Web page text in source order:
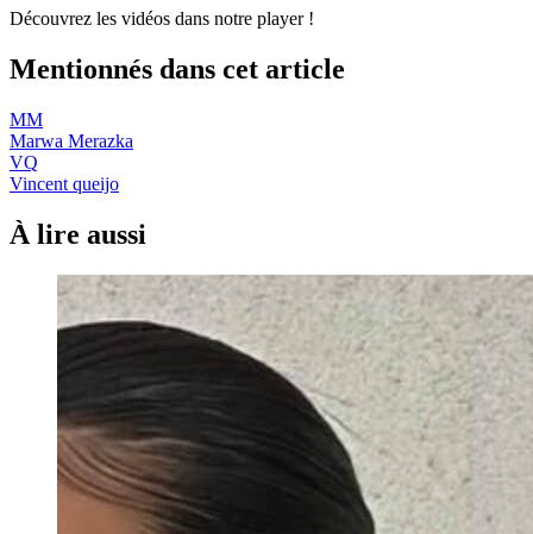
Découvrez les vidéos dans notre player !
Mentionnés dans cet article
MM
Marwa Merazka
VQ
Vincent queijo
À lire aussi